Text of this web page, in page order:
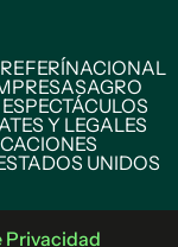
REFERÍNACIONAL
AGRO
Y LEGALES
UNIDOS
Privacidad